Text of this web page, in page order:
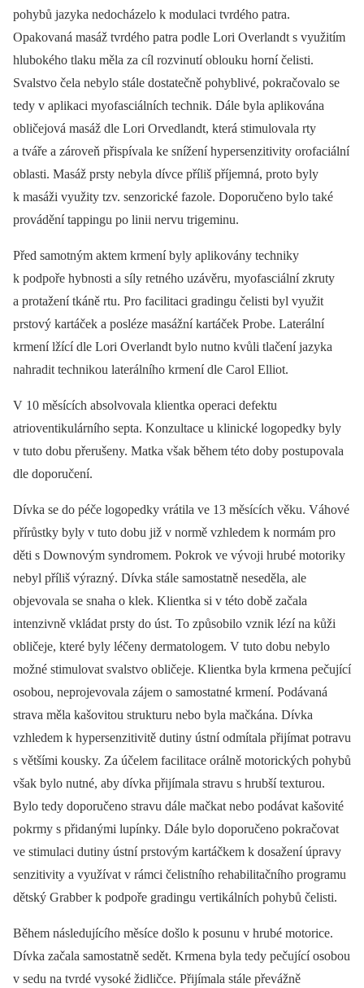
pohybů jazyka nedocházelo k modulaci tvrdého patra.
Opakovaná masáž tvrdého patra podle Lori Overlandt s využitím
hlubokého tlaku měla za cíl rozvinutí oblouku horní čelisti.
Svalstvo čela nebylo stále dostatečně pohyblivé, pokračovalo se
tedy v aplikaci myofasciálních technik. Dále byla aplikována
obličejová masáž dle Lori Orvedlandt, která stimulovala rty
a tváře a zároveň přispívala ke snížení hypersenzitivity orofaciální
oblasti. Masáž prsty nebyla dívce příliš příjemná, proto byly
k masáži využity tzv. senzorické fazole. Doporučeno bylo také
provádění tappingu po linii nervu trigeminu.
Před samotným aktem krmení byly aplikovány techniky
k podpoře hybnosti a síly retného uzávěru, myofasciální zkruty
a protažení tkáně rtu. Pro facilitaci gradingu čelisti byl využit
prstový kartáček a posléze masážní kartáček Probe. Laterální
krmení lžící dle Lori Overlandt bylo nutno kvůli tlačení jazyka
nahradit technikou laterálního krmení dle Carol Elliot.
V 10 měsících absolvovala klientka operaci defektu
atrioventikulárního septa. Konzultace u klinické logopedky byly
v tuto dobu přerušeny. Matka však během této doby postupovala
dle doporučení.
Dívka se do péče logopedky vrátila ve 13 měsících věku. Váhové
přírůstky byly v tuto dobu již v normě vzhledem k normám pro
děti s Downovým syndromem. Pokrok ve vývoji hrubé motoriky
nebyl příliš výrazný. Dívka stále samostatně neseděla, ale
objevovala se snaha o klek. Klientka si v této době začala
intenzivně vkládat prsty do úst. To způsobilo vznik lézí na kůži
obličeje, které byly léčeny dermatologem. V tuto dobu nebylo
možné stimulovat svalstvo obličeje. Klientka byla krmena pečující
osobou, neprojevovala zájem o samostatné krmení. Podávaná
strava měla kašovitou strukturu nebo byla mačkána. Dívka
vzhledem k hypersenzitivitě dutiny ústní odmítala přijímat potravu
s většími kousky. Za účelem facilitace orálně motorických pohybů
však bylo nutné, aby dívka přijímala stravu s hrubší texturou.
Bylo tedy doporučeno stravu dále mačkat nebo podávat kašovité
pokrmy s přidanými lupínky. Dále bylo doporučeno pokračovat
ve stimulaci dutiny ústní prstovým kartáčkem k dosažení úpravy
senzitivity a využívat v rámci čelistního rehabilitačního programu
dětský Grabber k podpoře gradingu vertikálních pohybů čelisti.
Během následujícího měsíce došlo k posunu v hrubé motorice.
Dívka začala samostatně sedět. Krmena byla tedy pečující osobou
v sedu na tvrdé vysoké židličce. Přijímala stále převážně